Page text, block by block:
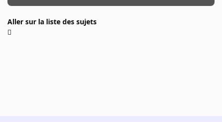
Aller sur la liste des sujets